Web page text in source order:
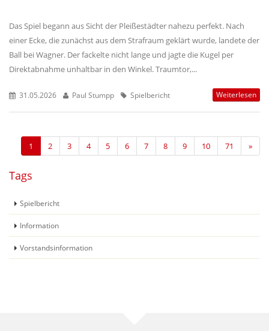
Das Spiel begann aus Sicht der Pleißestädter nahezu perfekt. Nach
einer Ecke, die zunächst aus dem Strafraum geklärt wurde, landete der
Ball bei Wagner. Der fackelte nicht lange und jagte die Kugel per
Direktabnahme unhaltbar in den Winkel. Traumtor,...
31.05.2026 Paul Stumpp Spielbericht Weiterlesen
1 2 3 4 5 6 7 8 9 10 71 »
Tags
Spielbericht
Information
Vorstandsinformation